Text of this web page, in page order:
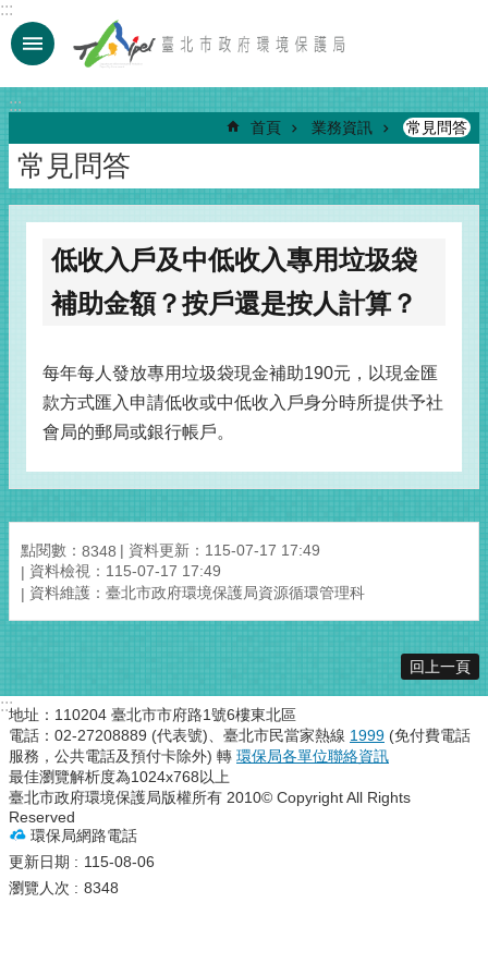
跳到主要內容區塊
:::
:::
首頁 業務資訊 常見問答
常見問答
低收入戶及中低收入專用垃圾袋
補助金額？按戶還是按人計算？
每年每人發放專用垃圾袋現金補助190元，以現金匯
款方式匯入申請低收或中低收入戶身分時所提供予社
會局的郵局或銀行帳戶。
點閱數： 8348
資料更新：115-07-17 17:49
資料檢視：115-07-17 17:49
資料維護：臺北市政府環境保護局資源循環管理科
回上一頁
:::地址：110204 臺北市市府路1號6樓東北區
電話：02-27208889 (代表號)、臺北市民當家熱線 1999 (免付費電話
服務，公共電話及預付卡除外) 轉 環保局各單位聯絡資訊
最佳瀏覽解析度為1024x768以上
臺北市政府環境保護局版權所有 2010© Copyright All Rights
Reserved
環保局網路電話
更新日期
115-08-06
瀏覽人次
8348